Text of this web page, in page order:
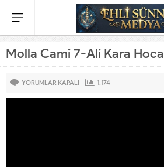
Molla Cami 7-Ali Kara Hoca
YORUMLAR KAPALI 1.174